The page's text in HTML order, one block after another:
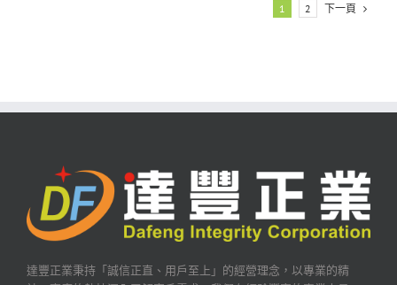
1 2 下一頁
達豐正業秉持「誠信正直、用戶至上」的經營理念，以專業的精